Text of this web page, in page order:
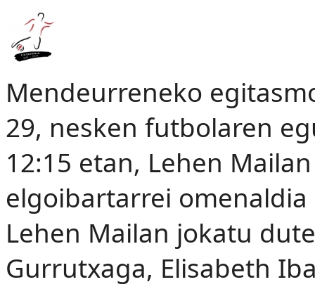
Mendeurreneko
29, nesken futbolaren
12:15 etan, Lehen
elgoibartarrei omenaldia
Lehen Mailan jokatu
Gurrutxaga, Elisabeth